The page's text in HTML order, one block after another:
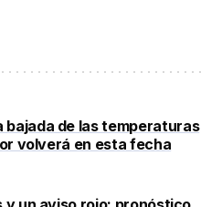
bajada de las temperaturas
volverá en esta fecha